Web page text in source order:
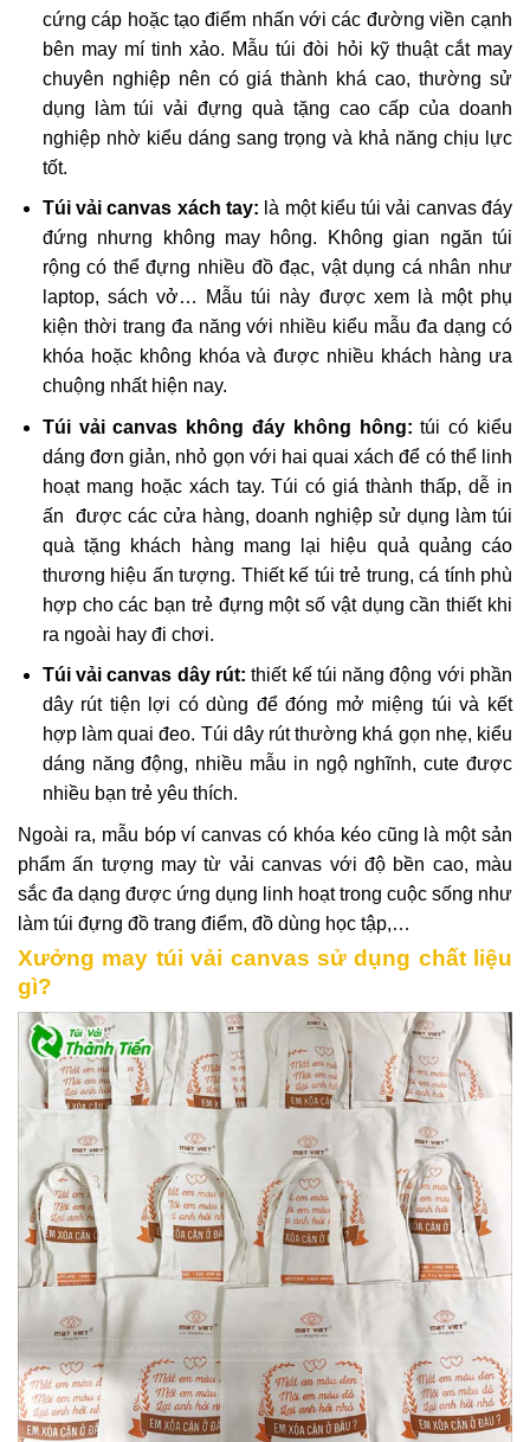
cứng cáp hoặc tạo điểm nhấn với các đường viền cạnh
bên may mí tinh xảo. Mẫu túi đòi hỏi kỹ thuật cắt may
chuyên nghiệp nên có giá thành khá cao, thường sử
dụng làm túi vải đựng quà tặng cao cấp của doanh
nghiệp nhờ kiểu dáng sang trọng và khả năng chịu lực
tốt.
Túi vải canvas xách tay: là một kiểu túi vải canvas đáy
đứng nhưng không may hông. Không gian ngăn túi
rộng có thể đựng nhiều đồ đạc, vật dụng cá nhân như
laptop, sách vở… Mẫu túi này được xem là một phụ
kiện thời trang đa năng với nhiều kiểu mẫu đa dạng có
khóa hoặc không khóa và được nhiều khách hàng ưa
chuộng nhất hiện nay.
Túi vải canvas không đáy không hông:túi có kiểu
dáng đơn giản, nhỏ gọn với hai quai xách để có thể linh
hoạt mang hoặc xách tay. Túi có giá thành thấp, dễ in
ấn được các cửa hàng, doanh nghiệp sử dụng làm túi
quà tặng khách hàng mang lại hiệu quả quảng cáo
thương hiệu ấn tượng. Thiết kế túi trẻ trung, cá tính phù
hợp cho các bạn trẻ đựng một số vật dụng cần thiết khi
ra ngoài hay đi chơi.
Túi vải canvas dây rút: thiết kế túi năng động với phần
dây rút tiện lợi có dùng để đóng mở miệng túi và kết
hợp làm quai đeo. Túi dây rút thường khá gọn nhẹ, kiểu
dáng năng động, nhiều mẫu in ngộ nghĩnh, cute được
nhiều bạn trẻ yêu thích.
Ngoài ra, mẫu bóp ví canvas có khóa kéo cũng là một sản
phẩm ấn tượng may từ vải canvas với độ bền cao, màu
sắc đa dạng được ứng dụng linh hoạt trong cuộc sống như
làm túi đựng đồ trang điểm, đồ dùng học tập,…
Xưởng may túi vải canvas sử dụng chất liệu
gì?